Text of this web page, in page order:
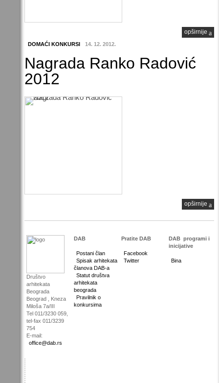
opširnije
DOMAĆI KONKURSI 14. 12. 2012.
Nagrada Ranko Radović
2012
opširnije
Društvo
arhitekata
Beograda
Beograd , Kneza
Miloša 7a/III
Tel 011/3230 059,
tel-fax 011/3239
754
E-mail:
office@dab.rs
DAB
Postani član
Spisak arhitekata
članova DAB-a
Statut društva
arhitekata
beograda
Pravilnik o
konkursima
Pratite DAB
Facebook
Twitter
DAB programi i
inicijative
Bina